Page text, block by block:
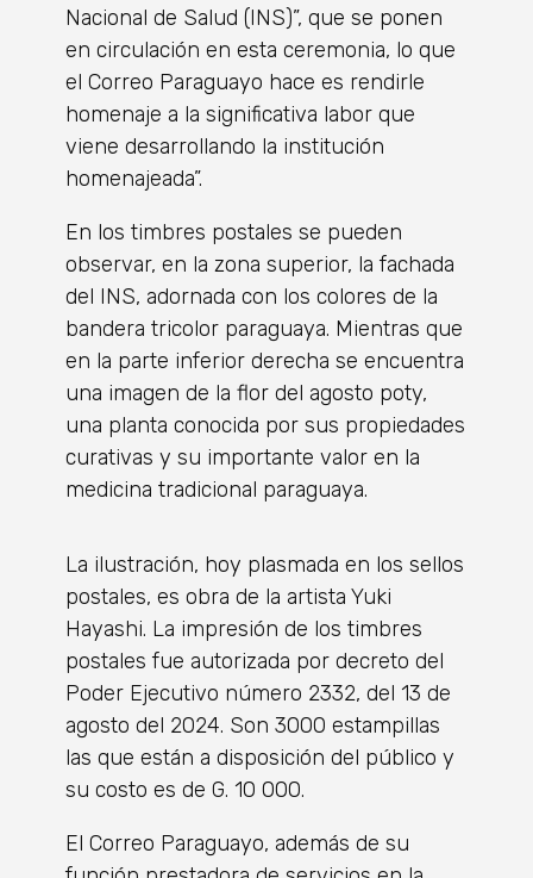
Nacional de Salud (INS)”, que se ponen
en circulación en esta ceremonia, lo que
el Correo Paraguayo hace es rendirle
homenaje a la significativa labor que
viene desarrollando la institución
homenajeada”.
En los timbres postales se pueden
observar, en la zona superior, la fachada
del INS, adornada con los colores de la
bandera tricolor paraguaya. Mientras que
en la parte inferior derecha se encuentra
una imagen de la flor del agosto poty,
una planta conocida por sus propiedades
curativas y su importante valor en la
medicina tradicional paraguaya.
La ilustración, hoy plasmada en los sellos
postales, es obra de la artista Yuki
Hayashi. La impresión de los timbres
postales fue autorizada por decreto del
Poder Ejecutivo número 2332, del 13 de
agosto del 2024. Son 3000 estampillas
las que están a disposición del público y
su costo es de G. 10 000.
El Correo Paraguayo, además de su